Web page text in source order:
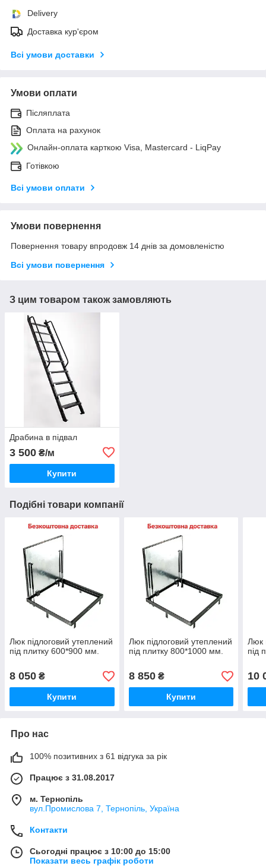
Delivery
Доставка кур'єром
Всі умови доставки
Умови оплати
Післяплата
Оплата на рахунок
Онлайн-оплата карткою Visa, Mastercard - LiqPay
Готівкою
Всі умови оплати
Умови повернення
Повернення товару впродовж 14 днів за домовленістю
Всі умови повернення
З цим товаром також замовляють
Драбина в підвал
3 500 ₴/м
Купити
Подібні товари компанії
Люк підлоговий утеплений
під плитку 600*900 мм.
8 050 ₴
Купити
Люк підлоговий утеплений
під плитку 800*1000 мм.
8 850₴
Купити
Люк
під
10
Про нас
100% позитивних з 61 відгука за рік
Працює з 31.08.2017
м. Тернопіль
вул.Промислова 7, Тернопіль, Україна
Контакти
Сьогодні працює з 10:00 до 15:00
Показати весь графік роботи